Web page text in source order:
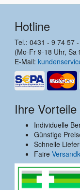
Hotline
Tel.: 0431 - 9 74 57
(Mo-Fr 9-18 Uhr, Sa
E-Mail:
Ihre Vorteile
Individuelle
Günstige
Schnelle
Faire